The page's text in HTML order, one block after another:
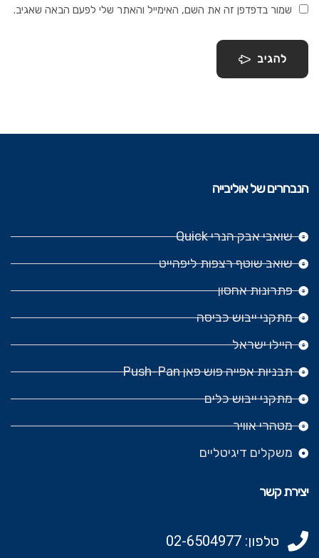
שמור בדפדפן זה את השם, האימייל והאתר שלי לפעם הבאה שאגיב.
להגיב
הנבחרים של אוליבייה
שואבי אבק הנרי Quick
שואב שוטף רצפות ליפהייט
פתרונות אחסון
מתקני ייבוש כביסה
היילו ישראל
תבניות אפייה פוש פאן Push-Pan
מתקני ייבוש כלים
מטהרי אוויר
משקלים דיגיטליים
יצירת קשר
טלפון: 02-6504977